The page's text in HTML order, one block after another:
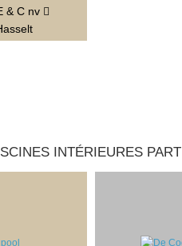
& C nv
INTÉRIEURES